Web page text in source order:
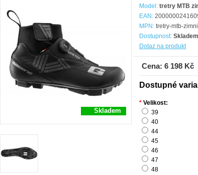
Skladem
Model: tretry MTB
EAN:
MPN: tretry-mtb-
Dostupnost:
Dotaz na produkt
Cena: 6 198 Kč
Dostupné
* Velikost:
39
40
44
45
46
47
48